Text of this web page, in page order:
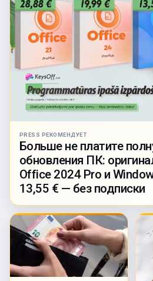
PRESS РЕКОМЕНДУЕТ
Больше не платите
обновления ПК:
Office 2024 Pro и
13,55 € — без подписки